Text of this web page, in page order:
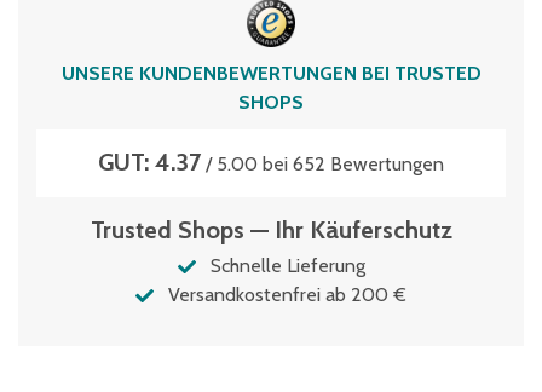
UNSERE KUNDENBEWERTUNGEN BEI TRUSTED
SHOPS
GUT: 4.37 / 5.00 bei 652 Bewertungen
Trusted Shops — Ihr Käuferschutz
Schnelle Lieferung
Versandkostenfrei ab 200 €